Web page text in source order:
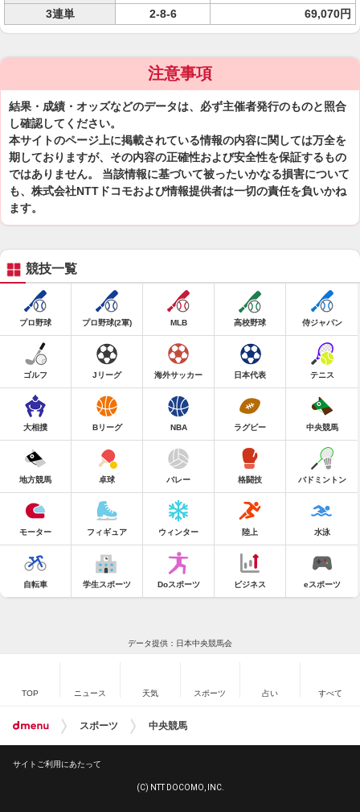
3連単
2-8-6 69,070円
注意事項
結果・成績・オッズなどのデータは、必ず主催者発行のものと照合
し確認してください。
本サイトのページ上に掲載されている情報の内容に関しては万全を
期しておりますが、その内容の正確性および安全性を保証するもの
ではありません。 当該情報に基づいて被ったいかなる損害について
も、株式会社NTTドコモおよび情報提供者は一切の責任を負いかね
ます。
競技一覧
プロ野球 プロ野球(2軍) MLB 高校野球 侍ジャパン
ゴルフ Jリーグ 海外サッカー 日本代表 テニス
大相撲 Bリーグ NBA ラグビー 中央競馬
地方競馬 卓球 バレー 格闘技 バドミントン
モーター フィギュア ウィンター 陸上 水泳
自転車 学生スポーツ Doスポーツ ビジネス eスポーツ
データ提供：日本中央競馬会
TOP ニュース 天気 スポーツ 占い すべて
スポーツ 中央競馬
サイトご利用にあたって
(C) NTT DOCOMO, INC.